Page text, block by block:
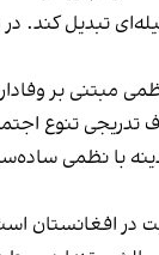
تبدیل کند.
مبتنی بر
تدریجی تنوع
با نظمی
در افغانستان